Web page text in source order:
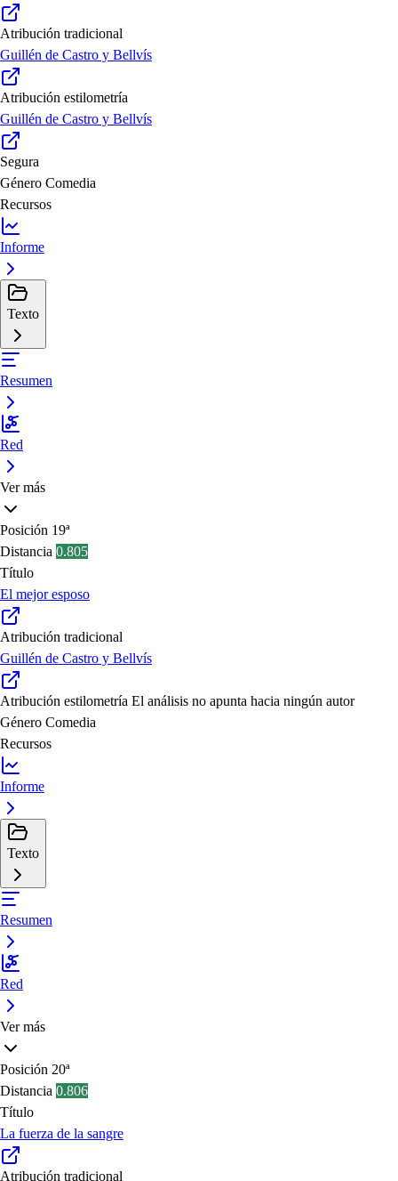
Atribución tradicional
Guillén de Castro y Bellvís
Atribución estilometría
Guillén de Castro y Bellvís
Segura
Género Comedia
Recursos
Informe
Texto
Resumen
Red
Ver más
Posición 19ª
Distancia 0.805
Título
El mejor esposo
Atribución tradicional
Guillén de Castro y Bellvís
Atribución estilometría El análisis no apunta hacia ningún autor
Género Comedia
Recursos
Informe
Texto
Resumen
Red
Ver más
Posición 20ª
Distancia 0.806
Título
La fuerza de la sangre
Atribución tradicional